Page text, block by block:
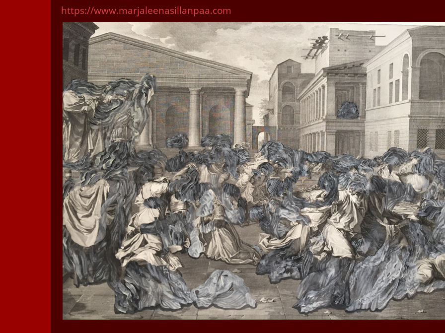
https://www.marjaleenasillanpaa.com